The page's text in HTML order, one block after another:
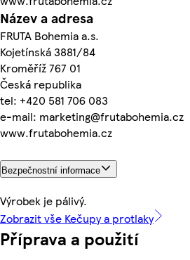
Název a adresa
FRUTA Bohemia a.s.
Kojetínská 3881/84
Kroměříž 767 01
Česká republika
tel: +420 581 706 083
e-mail: marketing@frutabohemia.cz
www.frutabohemia.cz
Bezpečnostní informace
Výrobek je pálivý.
Zobrazit vše Kečupy a protlaky
Příprava a použití